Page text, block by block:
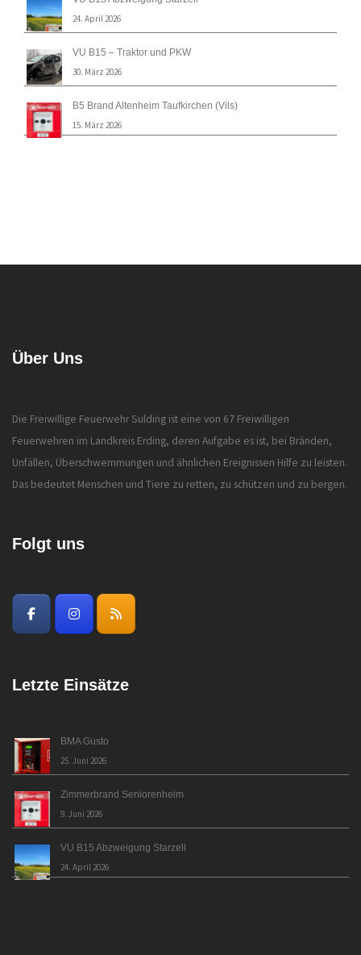
24. April 2026
VU B15 – Traktor und PKW
30. März 2026
B5 Brand Altenheim Taufkirchen (Vils)
15. März 2026
Über Uns
Die Freiwillige Feuerwehr Sulding ist eine von 67 Freiwilligen
Feuerwehren im Landkreis Erding, deren Aufgabe es ist, bei Bränden,
Unfällen, Überschwemmungen und ähnlichen Ereignissen Hilfe zu leisten.
Das bedeutet Menschen und Tiere zu retten, zu schützen und zu bergen.
Folgt uns
Letzte Einsätze
BMA Gusto
25. Juni 2026
Zimmerbrand Seniorenheim
9. Juni 2026
VU B15 Abzweigung Starzell
24. April 2026